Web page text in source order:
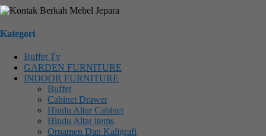
Kategori
Buffet Tv
GARDEN FURNITURE
INDOOR FURNITURE
Buffet
Cabinet Drawer
Hindu Altar Cabinet
Hindu Altar items
Ornamen Dan Kaligrafi